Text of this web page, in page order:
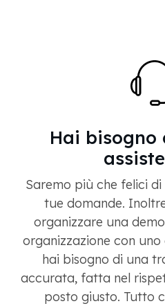
Hai bisogno
Saremo più che felici
tue domande.
organizzare una
organizzazione con uno
hai bisogno di una
accurata, fatta nel
posto giusto. Tutto